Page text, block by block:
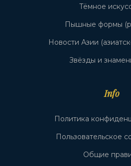
Тёмное
Пышные формы
Новости Азии
Звёзды и
Info
Политика
Пользовательское
Общие